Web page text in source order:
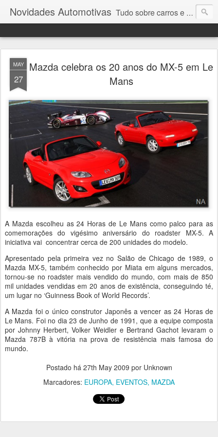
Novidades Automotivas Tudo sobre carros e motores
MAY
27
Mazda celebra os 20 anos do MX-5 em Le
Mans
A Mazda escolheu as 24 Horas de Le Mans como palco para as
comemorações do vigésimo aniversário do roadster MX-5. A
iniciativa vai concentrar cerca de 200 unidades do modelo.
Apresentado pela primeira vez no Salão de Chicago de 1989, o
Mazda MX-5, também conhecido por Miata em alguns mercados,
tornou-se no roadster mais vendido do mundo, com mais de 850
mil unidades vendidas em 20 anos de existência, conseguindo té,
um lugar no ‘Guinness Book of World Records’.
A Mazda foi o único construtor Japonês a vencer as 24 Horas de
Le Mans. Foi no dia 23 de Junho de 1991, que a equipe composta
por Johnny Herbert, Volker Weidler e Bertrand Gachot levaram o
Mazda 787B à vitória na prova de resistência mais famosa do
mundo.
Postado há 27th May 2009 por Unknown
Marcadores: EUROPA EVENTOS MAZDA